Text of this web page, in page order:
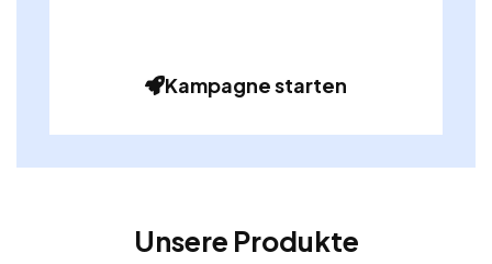
Kampagne starten
Unsere Produkte